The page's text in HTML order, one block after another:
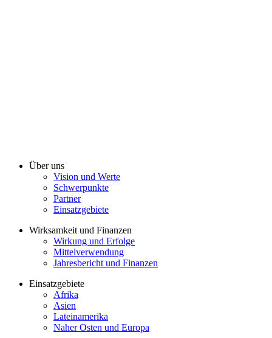
Über uns
Vision und Werte
Schwerpunkte
Partner
Einsatzgebiete
Wirksamkeit und Finanzen
Wirkung und Erfolge
Mittelverwendung
Jahresbericht und Finanzen
Einsatzgebiete
Afrika
Asien
Lateinamerika
Naher Osten und Europa